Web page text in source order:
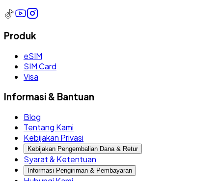
Produk
eSIM
SIM Card
Visa
Informasi & Bantuan
Blog
Tentang Kami
Kebijakan Privasi
Kebijakan Pengembalian Dana & Retur
Syarat & Ketentuan
Informasi Pengiriman & Pembayaran